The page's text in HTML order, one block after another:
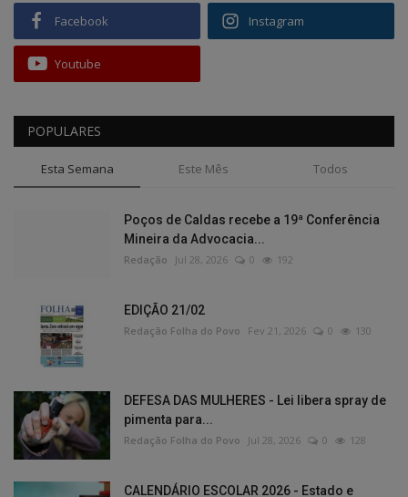
Facebook Instagram
Youtube
POPULARES
Esta Semana Este Mês Todos
Poços de Caldas recebe a 19ª Conferência
Mineira da Advocacia...
Redação Jul 28, 2026 0 192
EDIÇÃO 21/02
Redação Folha do Povo Fev 21, 2026 0 130
DEFESA DAS MULHERES - Lei libera spray de
pimenta para...
Redação Folha do Povo Jul 28, 2026 0 128
CALENDÁRIO ESCOLAR 2026 - Estado e